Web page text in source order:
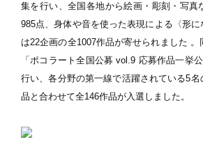
集を行い、全国各地から絵画・彫刻・写真
985点、身体や音を使った表現による〈形
は22企画の全1007作品が寄せられました 。
「ポコラート全国公募 vol.9 応募作品一挙
行い、各分野の第一線で活躍されている5
品と合わせて全146作品が入選しました。